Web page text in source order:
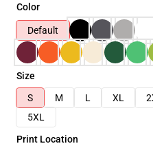
Color
Default
Size
S
M L XL
5XL
Print Location